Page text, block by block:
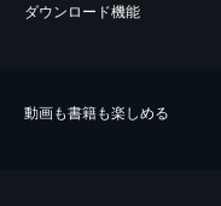
ダウンロード機能
動画も書籍も楽しめる